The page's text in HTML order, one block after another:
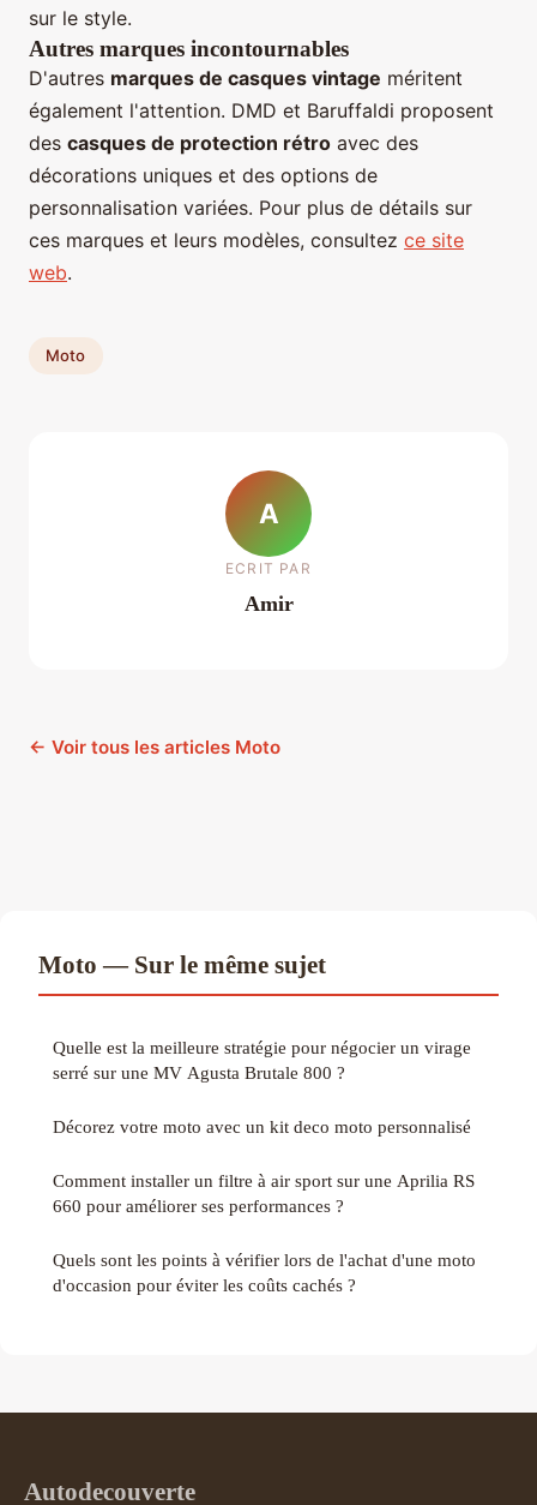
sur le style.
Autres marques incontournables
D'autres marques de casques vintage méritent
également l'attention. DMD et Baruffaldi proposent
des casques de protection rétro avec des
décorations uniques et des options de
personnalisation variées. Pour plus de détails sur
ces marques et leurs modèles, consultez ce site
web.
Moto
A
ECRIT PAR
Amir
← Voir tous les articles Moto
Moto — Sur le même sujet
Quelle est la meilleure stratégie pour négocier un virage
serré sur une MV Agusta Brutale 800 ?
Décorez votre moto avec un kit deco moto personnalisé
Comment installer un filtre à air sport sur une Aprilia RS
660 pour améliorer ses performances ?
Quels sont les points à vérifier lors de l'achat d'une moto
d'occasion pour éviter les coûts cachés ?
Autodecouverte